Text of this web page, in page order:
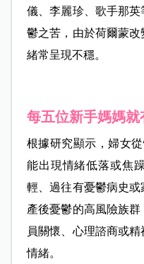
儀、李麗珍、歌手那
鬱之苦，由於荷爾蒙
緒常呈現不穩。
每五位新手媽媽
根據研究顯示，婦女
能出現情緒低落或焦
輕、過往有憂鬱病史
產後憂鬱的高風險族
員關懷、心理諮商或
情緒。